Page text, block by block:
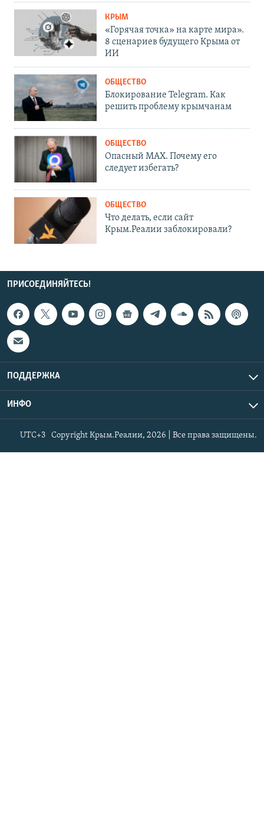
КРЫМ
«Горячая точка» на карте мира».
8 сценариев будущего Крыма от
ИИ
ОБЩЕСТВО
Блокирование Telegram. Как
решить проблему крымчанам
ОБЩЕСТВО
Опасный MAX. Почему его
следует избегать?
ОБЩЕСТВО
Что делать, если сайт
Крым.Реалии заблокировали?
ПРИСОЕДИНЯЙТЕСЬ!
ПОДДЕРЖКА
ИНФО
Copyright Крым.Реалии, 2026 | Все права защищены.
UTC+3